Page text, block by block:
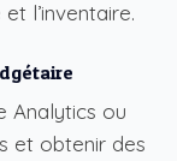
l’inventaire.
Analytics ou
et obtenir des